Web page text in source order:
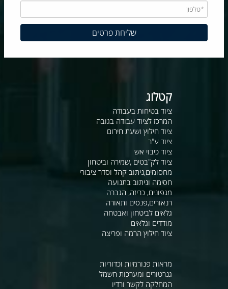
קטלוג
ציוד בטיחות בעבודה
המרכז לציוד עבודה בגובה
ציוד חילוץ ושעת חירום
ציוד ע"ר
ציוד כיבוי אש
ציוד לק"בטים ,שמירה וביטחון
מחסומים,ניתוב קהל וסדר ציבורי
חסימה וניתוב בתנועה
מגפונים, כריזה, הגברה
רנאורים,פנסים ותאורה
גלאים לביטחון ואבטחה
מודדים וגלאים
ציוד חילוץ הרמה ופריצה
מראות פנורמיות וכדוריות
גנרטורים ומערכות חשמל
המחלקה לקשר ורדיו